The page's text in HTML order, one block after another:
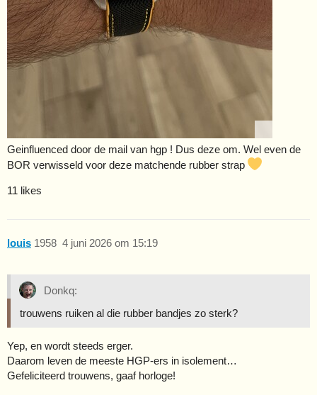
Geinfluenced door de mail van hgp ! Dus deze om. Wel even de
BOR verwisseld voor deze matchende rubber strap
11 likes
louis 4 juni 2026 om 15:19
1958
Donkq:
trouwens ruiken al die rubber bandjes zo sterk?
Yep, en wordt steeds erger.
Daarom leven de meeste HGP-ers in isolement…
Gefeliciteerd trouwens, gaaf horloge!